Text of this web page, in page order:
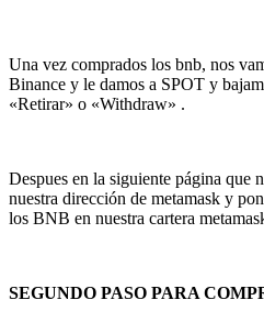
Una vez comprados los bnb, nos
Binance y le damos a SPOT y
«Retirar» o «Withdraw» .
Despues en la siguiente página que
nuestra dirección de metamask y
los BNB en nuestra cartera
SEGUNDO PASO PARA